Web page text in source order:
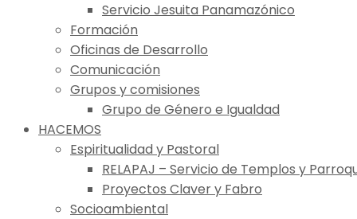
Servicio Jesuita Panamazónico
Formación
Oficinas de Desarrollo
Comunicación
Grupos y comisiones
Grupo de Género e Igualdad
HACEMOS
Espiritualidad y Pastoral
RELAPAJ – Servicio de Templos y
Proyectos Claver y Fabro
Socioambiental